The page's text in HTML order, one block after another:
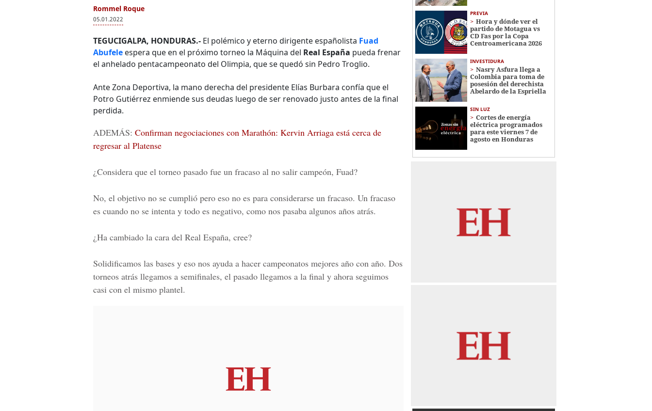
Rommel Roque
05.01.2022
TEGUCIGALPA, HONDURAS.- El polémico y eterno dirigente españolista Fuad
Abufele espera que en el próximo torneo la Máquina del Real España pueda frenar
el anhelado pentacampeonato del Olimpia, que se quedó sin Pedro Troglio.
Ante Zona Deportiva, la mano derecha del presidente Elías Burbara confía que el
Potro Gutiérrez enmiende sus deudas luego de ser renovado justo antes de la final
perdida.
ADEMÁS: Confirman negociaciones con Marathón: Kervin Arriaga está cerca de
regresar al Platense
¿Considera que el torneo pasado fue un fracaso al no salir campeón, Fuad?
No, el objetivo no se cumplió pero eso no es para considerarse un fracaso. Un fracaso
es cuando no se intenta y todo es negativo, como nos pasaba algunos años atrás.
¿Ha cambiado la cara del Real España, cree?
Solidificamos las bases y eso nos ayuda a hacer campeonatos mejores año con año. Dos
torneos atrás llegamos a semifinales, el pasado llegamos a la final y ahora seguimos
casi con el mismo plantel.
PREVIA
Hora y dónde ver el
partido de Motagua vs
CD Fas por la Copa
Centroamericana 2026
INVESTIDURA
Nasry Asfura llega a
Colombia para toma de
posesión del derechista
Abelardo de la Espriella
SIN LUZ
Cortes de energía
eléctrica programados
para este viernes 7 de
agosto en Honduras